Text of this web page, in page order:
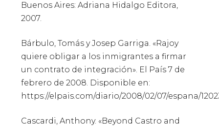
Buenos Aires: Adriana Hidalgo Editora,
2007.
Bárbulo, Tomás y Josep Garriga. «Rajoy
quiere obligar a los inmigrantes a firmar
un contrato de integración». El País 7 de
febrero de 2008. Disponible en:
https://elpais.com/diario/2008/02/07/espana/
Cascardi, Anthony. «Beyond Castro and